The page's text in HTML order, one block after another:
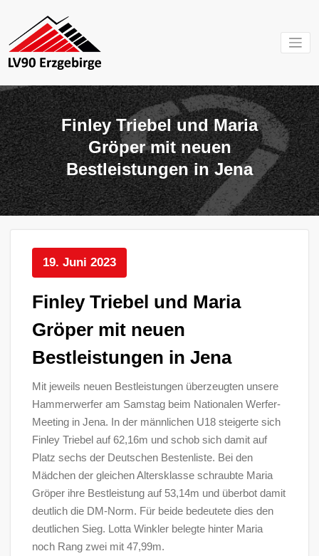
springen
e.V.
Mein Verein im
Finley Triebel und Maria
Gröper mit neuen
Bestleistungen in Jena
19. Juni 2023
Finley Triebel und Maria
Gröper mit neuen
Bestleistungen in Jena
Mit jeweils neuen Bestleistungen überzeugten unsere
Hammerwerfer am Samstag beim Nationalen Werfer-
Meeting in Jena. In der männlichen U18 steigerte sich
Finley Triebel auf 62,16m und schob sich damit auf
Platz sechs der Deutschen Bestenliste. Bei den
Mädchen der gleichen Altersklasse schraubte Maria
Gröper ihre Bestleistung auf 53,14m und überbot damit
deutlich die DM-Norm. Für beide bedeutete dies den
deutlichen Sieg. Lotta Winkler belegte hinter Maria
noch Rang zwei mit 47,99m.